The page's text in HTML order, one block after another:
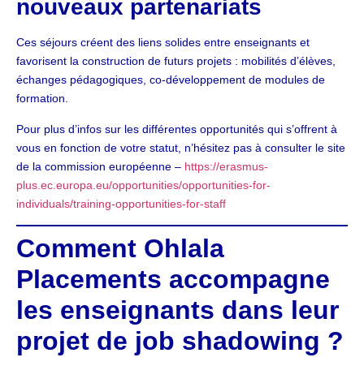
nouveaux partenariats
Ces séjours créent des liens solides entre enseignants et
favorisent la construction de futurs projets : mobilités d’élèves,
échanges pédagogiques, co-développement de modules de
formation.
Pour plus d’infos sur les différentes opportunités qui s’offrent à
vous en fonction de votre statut, n’hésitez pas à consulter le site
de la commission européenne – https://erasmus-
plus.ec.europa.eu/opportunities/opportunities-for-
individuals/training-opportunities-for-staff
Comment Ohlala
Placements accompagne
les enseignants dans leur
projet de job shadowing ?